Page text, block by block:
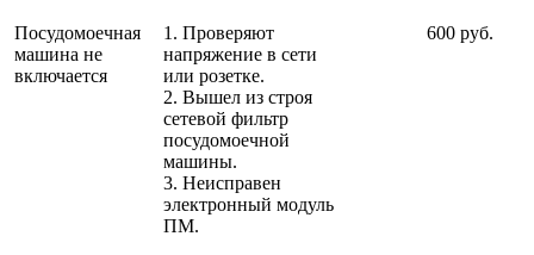
Посудомоечная
машина не
включается
1. Проверяют
напряжение в сети
или розетке.
2. Вышел из строя
сетевой фильтр
посудомоечной
машины.
3. Неисправен
электронный модуль
ПМ.
600 руб.